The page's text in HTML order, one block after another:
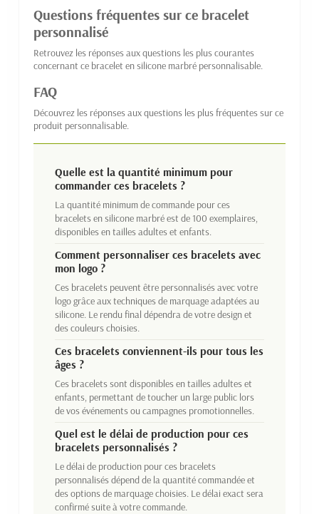
Questions fréquentes sur ce bracelet
personnalisé
Retrouvez les réponses aux questions les plus courantes
concernant ce bracelet en silicone marbré personnalisable.
FAQ
Découvrez les réponses aux questions les plus fréquentes sur ce
produit personnalisable.
Quelle est la quantité minimum pour
commander ces bracelets ?
La quantité minimum de commande pour ces
bracelets en silicone marbré est de 100 exemplaires,
disponibles en tailles adultes et enfants.
Comment personnaliser ces bracelets avec
mon logo ?
Ces bracelets peuvent être personnalisés avec votre
logo grâce aux techniques de marquage adaptées au
silicone. Le rendu final dépendra de votre design et
des couleurs choisies.
Ces bracelets conviennent-ils pour tous les
âges ?
Ces bracelets sont disponibles en tailles adultes et
enfants, permettant de toucher un large public lors
de vos événements ou campagnes promotionnelles.
Quel est le délai de production pour ces
bracelets personnalisés ?
Le délai de production pour ces bracelets
personnalisés dépend de la quantité commandée et
des options de marquage choisies. Le délai exact sera
confirmé suite à votre commande.